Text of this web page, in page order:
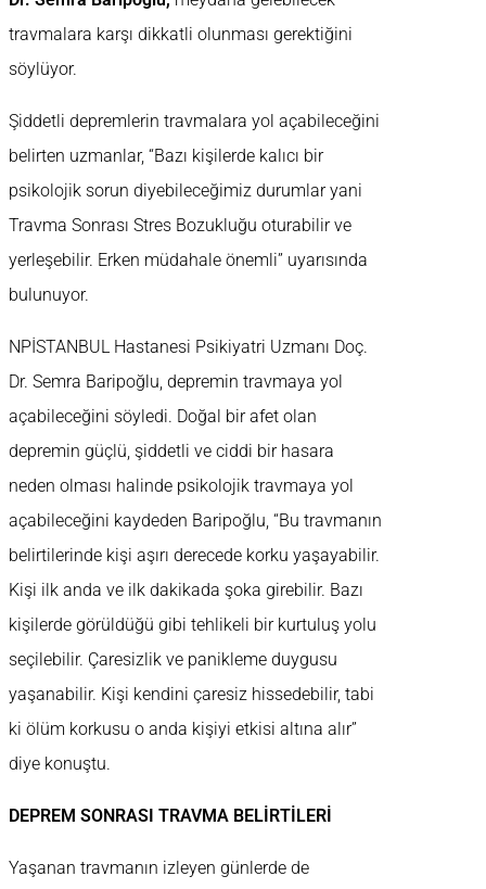
travmalara karşı dikkatli olunması gerektiğini
söylüyor.
Şiddetli depremlerin travmalara yol açabileceğini
belirten uzmanlar, “Bazı kişilerde kalıcı bir
psikolojik sorun diyebileceğimiz durumlar yani
Travma Sonrası Stres Bozukluğu oturabilir ve
yerleşebilir. Erken müdahale önemli” uyarısında
bulunuyor.
NPİSTANBUL Hastanesi Psikiyatri Uzmanı Doç.
Dr. Semra Baripoğlu, depremin travmaya yol
açabileceğini söyledi. Doğal bir afet olan
depremin güçlü, şiddetli ve ciddi bir hasara
neden olması halinde psikolojik travmaya yol
açabileceğini kaydeden Baripoğlu, “Bu travmanın
belirtilerinde kişi aşırı derecede korku yaşayabilir.
Kişi ilk anda ve ilk dakikada şoka girebilir. Bazı
kişilerde görüldüğü gibi tehlikeli bir kurtuluş yolu
seçilebilir. Çaresizlik ve panikleme duygusu
yaşanabilir. Kişi kendini çaresiz hissedebilir, tabi
ki ölüm korkusu o anda kişiyi etkisi altına alır”
diye konuştu.
DEPREM SONRASI TRAVMA BELİRTİLERİ
Yaşanan travmanın izleyen günlerde de